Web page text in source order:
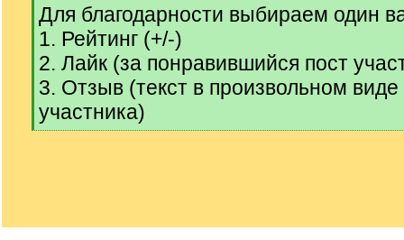
Для благодарности выбираем один
1. Рейтинг (+/-)
2. Лайк (за понравившийся пост
3. Отзыв (текст в произвольном
участника)
[